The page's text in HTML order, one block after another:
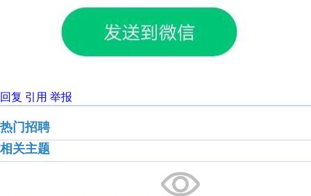
回复 引用 举报
热门招聘
相关主题